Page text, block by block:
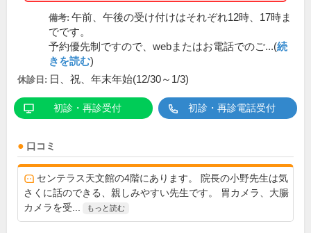
備考: 午前、午後の受け付けはそれぞれ12時、17時ま
でです。
予約優先制ですので、webまたはお電話でのご...(続
きを読む)
休診日: 日、祝、年末年始(12/30～1/3)
初診・再診受付 初診・再診電話受付
口コミ
センテラス天文館の4階にあります。 院長の小野先生は気
さくに話のできる、親しみやすい先生です。 胃カメラ、大腸
カメラを受...
もっと読む